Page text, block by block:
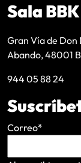
Sala BBK
Gran Vía de Don
Abando, 48001
944 05 88 24
Correo*